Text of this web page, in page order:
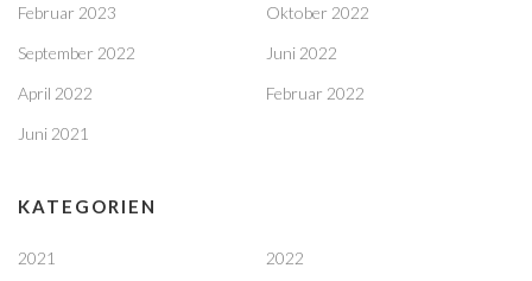
Februar 2023
Oktober 2022
September 2022
Juni 2022
April 2022
Februar 2022
Juni 2021
KATEGORIEN
2021
2022